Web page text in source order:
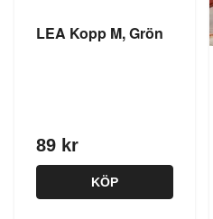
LEA Kopp M, Grön
89 kr
KÖP